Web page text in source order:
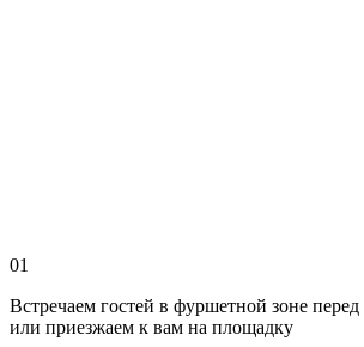
01
Встречаем гостей в фуршетной зоне
или приезжаем к вам на площадку